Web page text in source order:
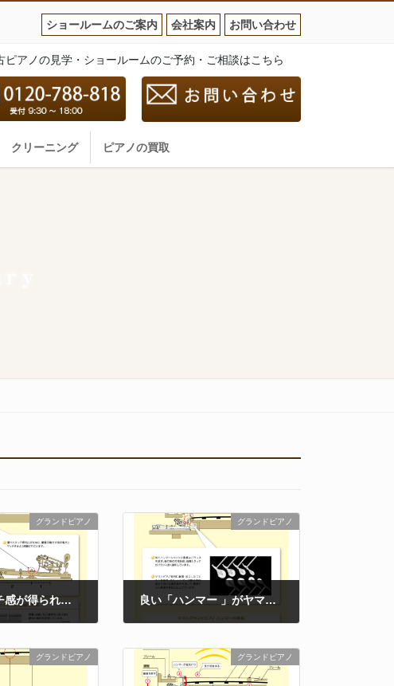
ショールームのご案内 会社案内 お問い合わせ
ピアノの見学・ショールームのご予約・ご相談はこちら
クリーニング ピアノの買取
グランドピアノ
優れたタッチ感が得られる、ヤマハグランドピアノの「鍵盤」
グランドピアノ
良い「ハンマー 」がヤマハグランドピアノの音の魅力を引き出します
グランドピアノ グランドピアノ